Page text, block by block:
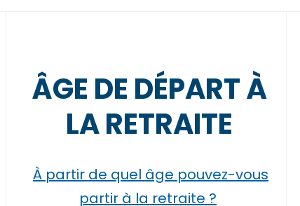
ÂGE DE DÉPART À
LA RETRAITE
À partir de quel âge pouvez-vous
partir à la retraite ?